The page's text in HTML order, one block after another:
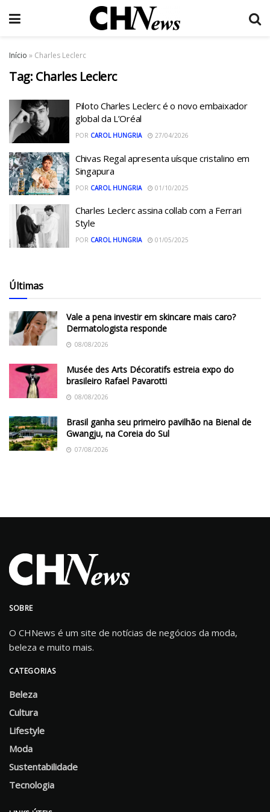
Início » Charles Leclerc
Tag: Charles Leclerc
Piloto Charles Leclerc é o novo embaixador
global da L’Oréal
POR CAROL HUNGRIA 27/04/2026
Chivas Regal apresenta uísque cristalino em
Singapura
POR CAROL HUNGRIA 01/10/2025
Charles Leclerc assina collab com a Ferrari
Style
POR CAROL HUNGRIA 01/05/2025
Últimas
Vale a pena investir em skincare mais caro?
Dermatologista responde
08/08/2026
Musée des Arts Décoratifs estreia expo do
brasileiro Rafael Pavarotti
08/08/2026
Brasil ganha seu primeiro pavilhão na Bienal de
Gwangju, na Coreia do Sul
07/08/2026
SOBRE
O CHNews é um site de notícias de negócios da moda,
beleza e muito mais.
CATEGORIAS
Beleza
Cultura
Lifestyle
Moda
Sustentabilidade
Tecnologia